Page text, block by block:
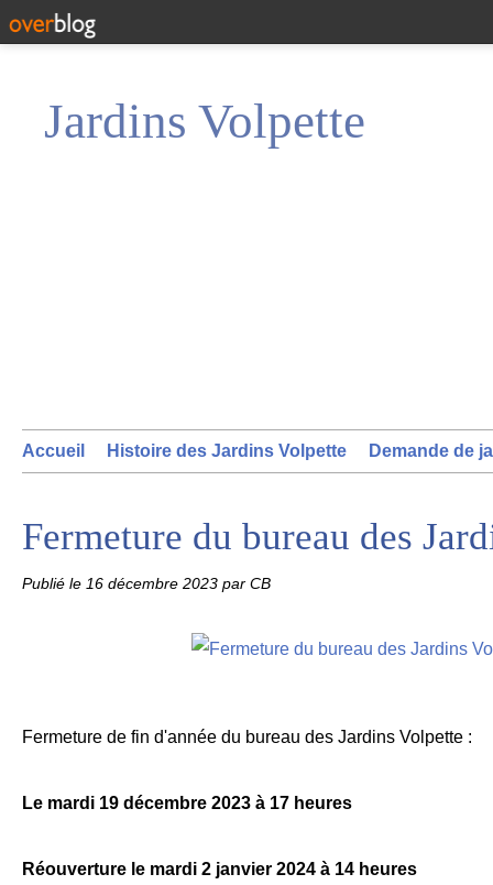
Jardins Volpette
Accueil Histoire des Jardins Volpette Demande de
Fermeture du bureau des
Publié le 16 décembre 2023 par CB
Fermeture de fin d'année du bureau des Jardins Volpette :
Le mardi 19 décembre 2023 à 17 heures
Réouverture le mardi 2 janvier 2024 à 14 heures